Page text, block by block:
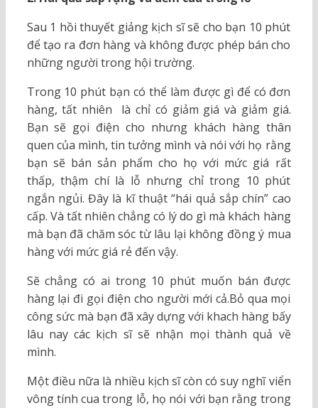
Sau 1 hồi thuyết giảng kịch sĩ sẽ cho bạn 10 phút
để tạo ra đơn hàng và không được phép bán cho
những người trong hội trường.
Trong 10 phút bạn có thể làm được gì để có đơn
hàng, tất nhiên là chỉ có giảm giá và giảm giá.
Bạn sẽ gọi điện cho nhưng khách hàng thân
quen của mình, tin tưởng mình và nói với họ rằng
bạn sẽ bán sản phẩm cho họ với mức giá rất
thấp, thậm chí là lỗ nhưng chỉ trong 10 phút
ngắn ngủi. Đây là kĩ thuật “hái quả sắp chín” cao
cấp. Và tất nhiên chẳng có lý do gì mà khách hàng
mà bạn đã chăm sóc từ lâu lại không đồng ý mua
hàng với mức giá rẻ đến vậy.
Sẽ chẳng có ai trong 10 phút muốn bán được
hàng lại đi gọi điện cho người mới cả.Bỏ qua mọi
công sức mà bạn đã xây dựng với khach hàng bấy
lâu nay các kịch sĩ sẽ nhận mọi thành quả về
mình.
Một điều nữa là nhiều kịch sĩ còn có suy nghĩ viển
vông tính cua trong lỗ, họ nói với bạn rằng trong